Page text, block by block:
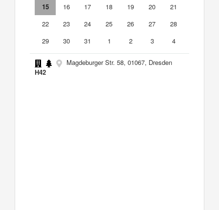
15
16 17 18 19 20
21
22
23 24 25 26 27
28
29
30 31 1 2 3 4
Magdeburger Str. 58, 01067, Dresden
H42